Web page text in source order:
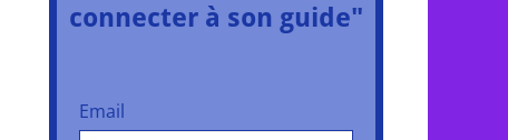
connecter à son guide"
Email